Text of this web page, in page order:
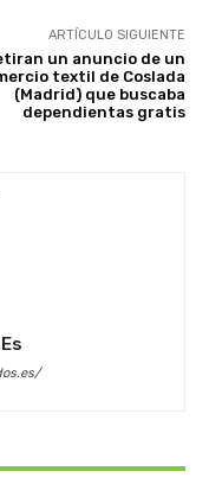
ARTÍCULO SIGUIENTE
un anuncio de un
textil de Coslada
(Madrid) que buscaba
dependientas gratis